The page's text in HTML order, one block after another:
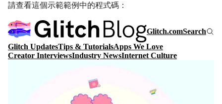
請查看這個示範範例中的程式碼：